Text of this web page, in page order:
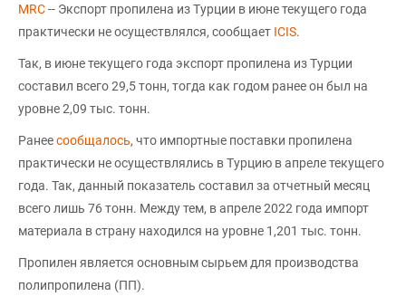
MRC-- Экспорт пропилена из Турции в июне текущего года
практически не осуществлялся, сообщает ICIS.
Так, в июне текущего года экспорт пропилена из Турции
составил всего 29,5 тонн, тогда как годом ранее он был на
уровне 2,09 тыс. тонн.
Ранеесообщалось, что импортные поставки пропилена
практически не осуществлялись в Турцию в апреле текущего
года. Так, данный показатель составил за отчетный месяц
всего лишь 76 тонн. Между тем, в апреле 2022 года импорт
материала в страну находился на уровне 1,201 тыс. тонн.
Пропилен является основным сырьем для производства
полипропилена (ПП).